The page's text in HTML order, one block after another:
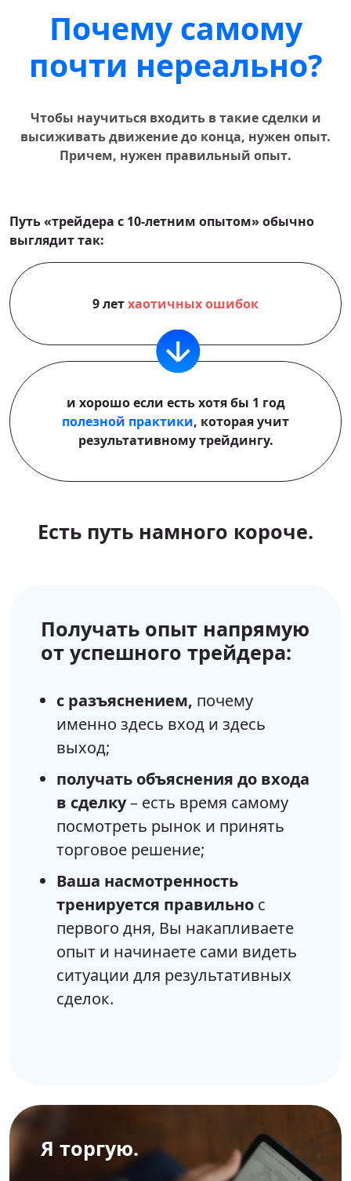
Почему самому
почти нереально?
Чтобы научиться входить в такие сделки и
высиживать движение до конца, нужен опыт.
Причем, нужен правильный опыт.
Путь «трейдера с 10-летним опытом» обычно
выглядит так:
9 летхаотичных ошибок
и хорошо если есть хотя бы 1 год
полезной практики, которая учит
результативному трейдингу.
Есть путь намного короче.
Получать опыт напрямую
от успешного трейдера:
с разъяснением, почему
именно здесь вход и здесь
выход;
получать объяснения до входа
в сделку– есть время самому
посмотреть рынок и принять
торговое решение;
Ваша насмотренность
тренируется правильно с
первого дня, Вы накапливаете
опыт и начинаете сами видеть
ситуации для результативных
сделок.
Я торгую.